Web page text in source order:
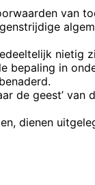
van
nietig
bepaling in
de geest’ van
dienen